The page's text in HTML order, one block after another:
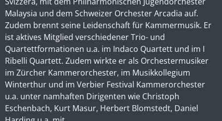
Malaysia und dem Schweizer Orchester Arcadia auf.
Zudem brennt seine Leidenschaft für Kammermusik. Er
ist aktives Mitglied verschiedener Trio- und
Quartettformationen u.a. im Indaco Quartett und im I
Ribelli Quartett. Zudem wirkte er als Orchestermusiker
im Zürcher Kammerorchester, im Musikkollegium
Winterthur und im Verbier Festival Kammerorchester
u.a. unter namhaften Dirigenten wie Christoph
Eschenbach, Kurt Masur, Herbert Blomstedt, Daniel